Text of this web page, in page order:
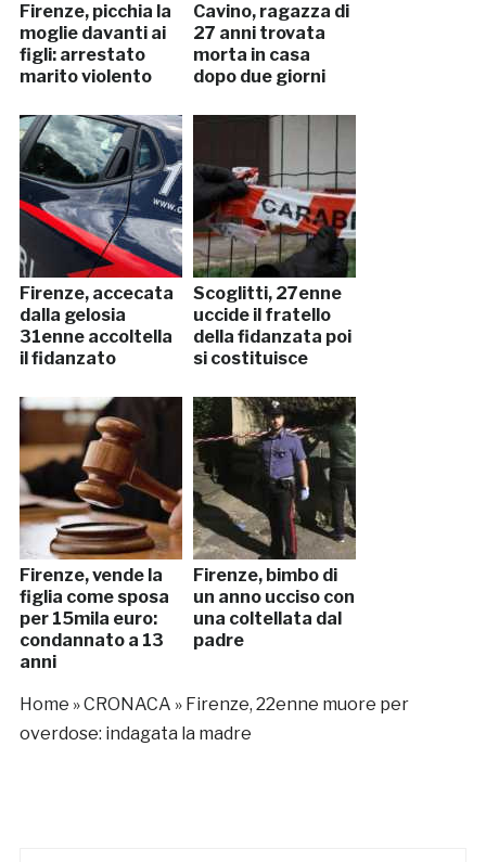
Firenze, picchia la
moglie davanti ai
figli: arrestato
marito violento
Cavino, ragazza di
27 anni trovata
morta in casa
dopo due giorni
Firenze, accecata
dalla gelosia
31enne accoltella
il fidanzato
Scoglitti, 27enne
uccide il fratello
della fidanzata poi
si costituisce
Firenze, vende la
figlia come sposa
per 15mila euro:
condannato a 13
anni
Firenze, bimbo di
un anno ucciso con
una coltellata dal
padre
Home »CRONACA » Firenze, 22enne muore per
overdose: indagata la madre